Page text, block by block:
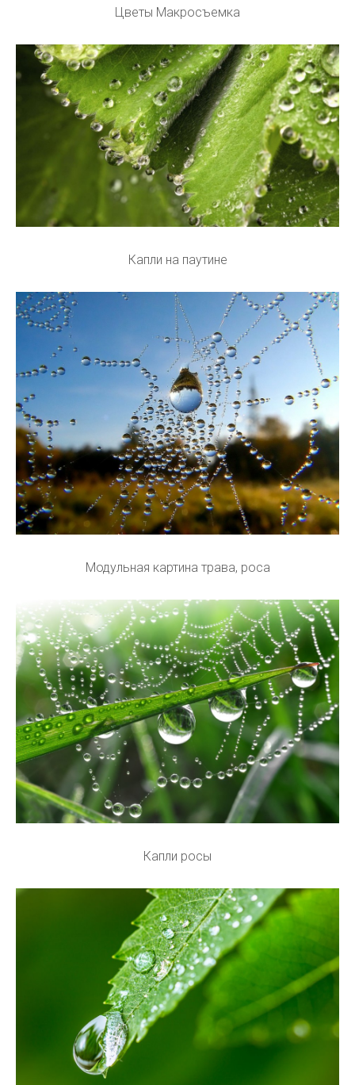
Цветы Макросъемка
Капли на паутине
Модульная картина трава, роса
Капли росы